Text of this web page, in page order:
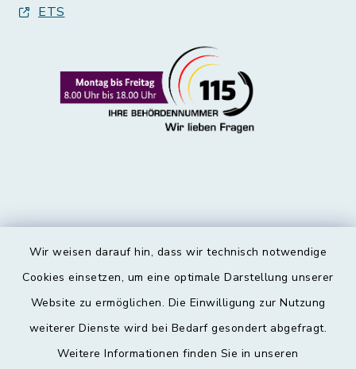
Wir weisen darauf hin, dass wir technisch notwendige
Cookies einsetzen, um eine optimale Darstellung unserer
Website zu ermöglichen. Die Einwilligung zur Nutzung
weiterer Dienste wird bei Bedarf gesondert abgefragt.
Weitere Informationen finden Sie in unseren
ETS
Kontakt
Datenschutz